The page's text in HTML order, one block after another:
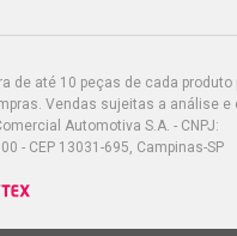
até 10 peças de cada
Vendas sujeitas a análise e
Automotiva S.A. - CNPJ:
- CEP 13031-695, Campinas-SP